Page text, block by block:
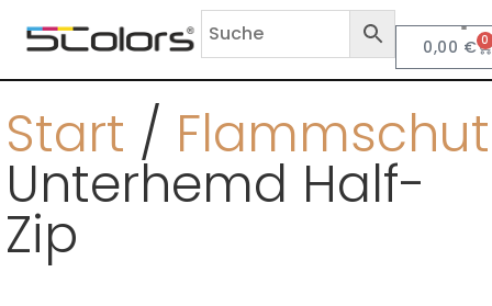
0,00 € 0
Start /
Unterhemd Half-
Zip